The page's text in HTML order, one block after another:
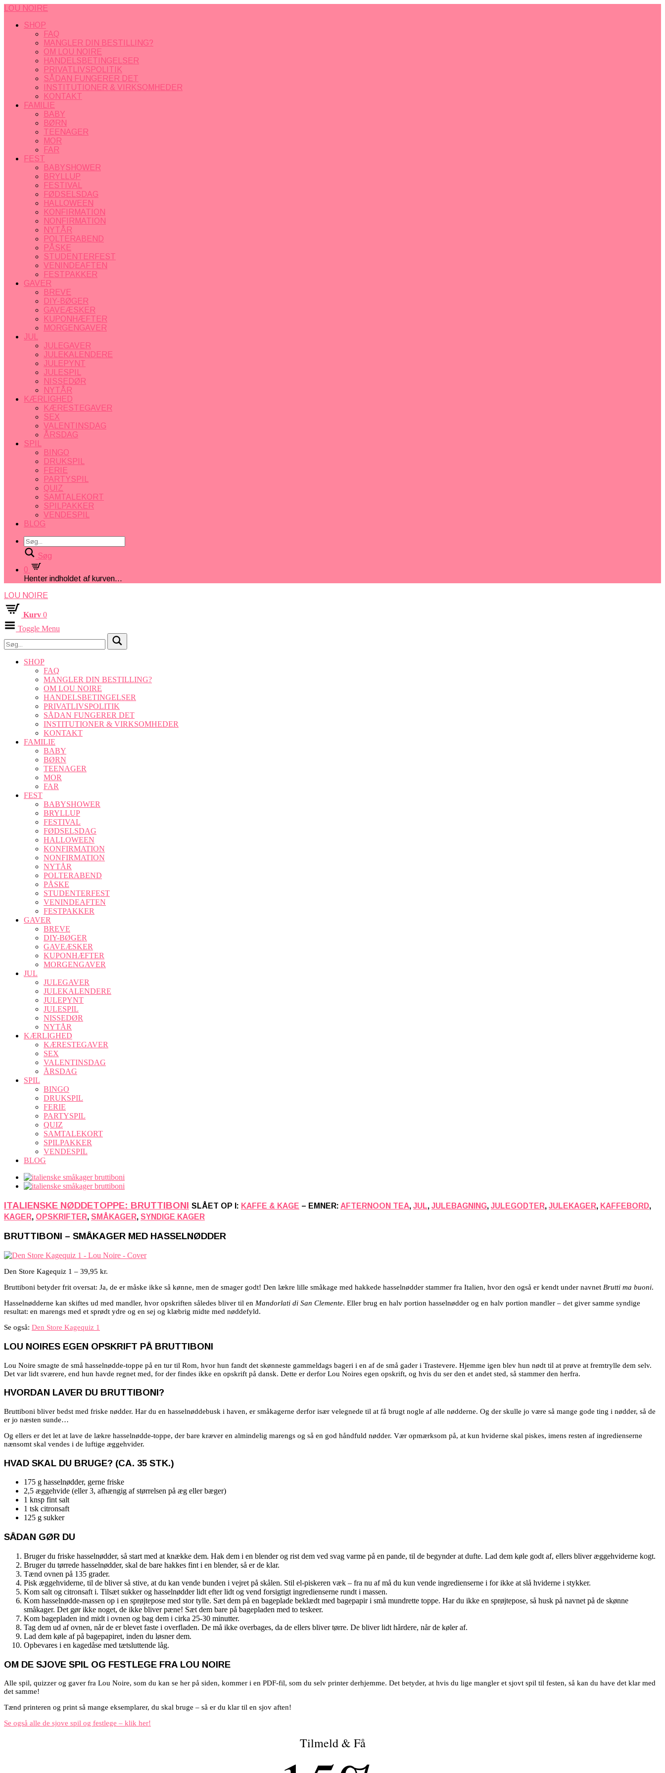
LOU NOIRE
SHOP
FAQ
MANGLER DIN BESTILLING?
OM LOU NOIRE
HANDELSBETINGELSER
PRIVATLIVSPOLITIK
SÅDAN FUNGERER DET
INSTITUTIONER & VIRKSOMHEDER
KONTAKT
FAMILIE
BABY
BØRN
TEENAGER
MOR
FAR
FEST
BABYSHOWER
BRYLLUP
FESTIVAL
FØDSELSDAG
HALLOWEEN
KONFIRMATION
NONFIRMATION
NYTÅR
POLTERABEND
PÅSKE
STUDENTERFEST
VENINDEAFTEN
FESTPAKKER
GAVER
BREVE
DIY-BØGER
GAVEÆSKER
KUPONHÆFTER
MORGENGAVER
JUL
JULEGAVER
JULEKALENDERE
JULEPYNT
JULESPIL
NISSEDØR
NYTÅR
KÆRLIGHED
KÆRESTEGAVER
SEX
VALENTINSDAG
ÅRSDAG
SPIL
BINGO
DRUKSPIL
FERIE
PARTYSPIL
QUIZ
SAMTALEKORT
SPILPAKKER
VENDESPIL
BLOG
Søg
0
Henter indholdet af kurven...
LOU NOIRE
Kurv 0
Toggle Menu
SHOP
FAQ
MANGLER DIN BESTILLING?
OM LOU NOIRE
HANDELSBETINGELSER
PRIVATLIVSPOLITIK
SÅDAN FUNGERER DET
INSTITUTIONER & VIRKSOMHEDER
KONTAKT
FAMILIE
BABY
BØRN
TEENAGER
MOR
FAR
FEST
BABYSHOWER
BRYLLUP
FESTIVAL
FØDSELSDAG
HALLOWEEN
KONFIRMATION
NONFIRMATION
NYTÅR
POLTERABEND
PÅSKE
STUDENTERFEST
VENINDEAFTEN
FESTPAKKER
GAVER
BREVE
DIY-BØGER
GAVEÆSKER
KUPONHÆFTER
MORGENGAVER
JUL
JULEGAVER
JULEKALENDERE
JULEPYNT
JULESPIL
NISSEDØR
NYTÅR
KÆRLIGHED
KÆRESTEGAVER
SEX
VALENTINSDAG
ÅRSDAG
SPIL
BINGO
DRUKSPIL
FERIE
PARTYSPIL
QUIZ
SAMTALEKORT
SPILPAKKER
VENDESPIL
BLOG
ITALIENSKE NØDDETOPPE: BRUTTIBONI SLÅET OP I: KAFFE & KAGE – EMNER: AFTERNOON TEA, JUL, JULEBAGNING, JULEGODTER, JULEKAGER, KAFFEBORD,
KAGER, OPSKRIFTER, SMÅKAGER, SYNDIGE KAGER
BRUTTIBONI – SMÅKAGER MED HASSELNØDDER
Den Store Kagequiz 1 – 39,95 kr.
Bruttiboni betyder frit oversat: Ja, de er måske ikke så kønne, men de smager godt! Den lækre lille småkage med hakkede hasselnødder stammer fra Italien, hvor den også er kendt under navnet Brutti ma buoni.
Hasselnødderne kan skiftes ud med mandler, hvor opskriften således bliver til en Mandorlati di San Clemente. Eller brug en halv portion hasselnødder og en halv portion mandler – det giver samme syndige
resultat: en marengs med et sprødt ydre og en sej og klæbrig midte med nøddefyld.
Se også: Den Store Kagequiz 1
LOU NOIRES EGEN OPSKRIFT PÅ BRUTTIBONI
Lou Noire smagte de små hasselnødde-toppe på en tur til Rom, hvor hun fandt det skønneste gammeldags bageri i en af de små gader i Trastevere. Hjemme igen blev hun nødt til at prøve at fremtrylle dem selv.
Det var lidt sværere, end hun havde regnet med, for der findes ikke en opskrift på dansk. Dette er derfor Lou Noires egen opskrift, og hvis du ser den et andet sted, så stammer den herfra.
HVORDAN LAVER DU BRUTTIBONI?
Bruttiboni bliver bedst med friske nødder. Har du en hasselnøddebusk i haven, er småkagerne derfor især velegnede til at få brugt nogle af alle nødderne. Og der skulle jo være så mange gode ting i nødder, så de
er jo næsten sunde…
Og ellers er det let at lave de lækre hasselnødde-toppe, der bare kræver en almindelig marengs og så en god håndfuld nødder. Vær opmærksom på, at kun hviderne skal piskes, imens resten af ingredienserne
nænsomt skal vendes i de luftige æggehvider.
HVAD SKAL DU BRUGE? (CA. 35 STK.)
175 g hasselnødder, gerne friske
2,5 æggehvide (eller 3, afhængig af størrelsen på æg eller bæger)
1 knsp fint salt
1 tsk citronsaft
125 g sukker
SÅDAN GØR DU
Bruger du friske hasselnødder, så start med at knække dem. Hak dem i en blender og rist dem ved svag varme på en pande, til de begynder at dufte. Lad dem køle godt af, ellers bliver æggehviderne kogt.
Bruger du tørrede hasselnødder, skal de bare hakkes fint i en blender, så er de klar.
Tænd ovnen på 135 grader.
Pisk æggehviderne, til de bliver så stive, at du kan vende bunden i vejret på skålen. Stil el-piskeren væk – fra nu af må du kun vende ingredienserne i for ikke at slå hviderne i stykker.
Kom salt og citronsaft i. Tilsæt sukker og hasselnødder lidt efter lidt og vend forsigtigt ingredienserne rundt i massen.
Kom hasselnødde-massen op i en sprøjtepose med stor tylle. Sæt dem på en bageplade beklædt med bagepapir i små mundrette toppe. Har du ikke en sprøjtepose, så husk på navnet på de skønne
småkager. Det gør ikke noget, de ikke bliver pæne! Sæt dem bare på bagepladen med to teskeer.
Kom bagepladen ind midt i ovnen og bag dem i cirka 25-30 minutter.
Tag dem ud af ovnen, når de er blevet faste i overfladen. De må ikke overbages, da de ellers bliver tørre. De bliver lidt hårdere, når de køler af.
Lad dem køle af på bagepapiret, inden du løsner dem.
Opbevares i en kagedåse med tætsluttende låg.
OM DE SJOVE SPIL OG FESTLEGE FRA LOU NOIRE
Alle spil, quizzer og gaver fra Lou Noire, som du kan se her på siden, kommer i en PDF-fil, som du selv printer derhjemme. Det betyder, at hvis du lige mangler et sjovt spil til festen, så kan du have det klar med
det samme!
Tænd printeren og print så mange eksemplarer, du skal bruge – så er du klar til en sjov aften!
Se også alle de sjove spil og festlege – klik her!
Tilmeld & Få